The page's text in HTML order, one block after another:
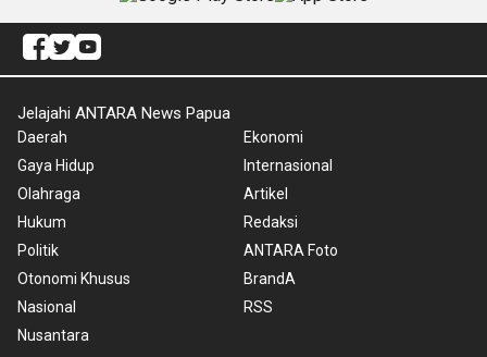
Jelajahi ANTARA News Papua
Daerah
Gaya Hidup
Olahraga
Hukum
Politik
Otonomi Khusus
Nasional
Nusantara
Ekonomi
Internasional
Artikel
Redaksi
ANTARA Foto
BrandA
RSS